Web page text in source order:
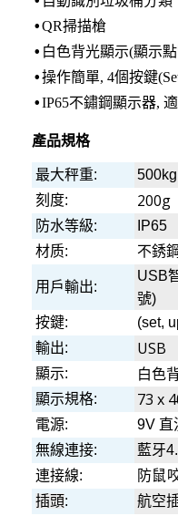
•QR掃描槍
• 白色背光顯示(顯示
•操作簡單, 4個按鍵
•IP65不鏽鋼顯示器,
產品規格
最大秤重:
500kg
刻度:
200g
防水等級:
IP65
材质:
不銹鋼
用戶輸出:
USB
號)
按鍵:
(set,
輸出:
USB
顯示: 白色
顯示規格: 73 x
電源:
9V 直
無線連接:
藍牙
連接線:
防鼠
插頭:
航空